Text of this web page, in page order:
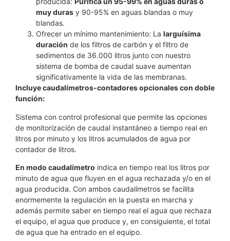
muy duras y 90-95% en aguas blandas o muy
blandas.
Ofrecer un mínimo mantenimiento: La larguísima
duración de los filtros de carbón y el filtro de
sedimentos de 36.000 litros junto con nuestro
sistema de bomba de caudal suave aumentan
significativamente la vida de las membranas.
Incluye caudalímetros-contadores opcionales con doble
función:
Sistema con control profesional que permite las opciones
de monitorización de caudal instantáneo a tiempo real en
litros por minuto y los litros acumulados de agua por
contador de litros.
En modo caudalímetro indica en tiempo real los litros por
minuto de agua que fluyen en el agua rechazada y/o en el
agua producida. Con ambos caudalímetros se facilita
enormemente la regulación en la puesta en marcha y
además permite saber en tiempo real el agua que rechaza
el equipo, el agua que produce y, en consiguiente, el total
de agua que ha entrado en el equipo.